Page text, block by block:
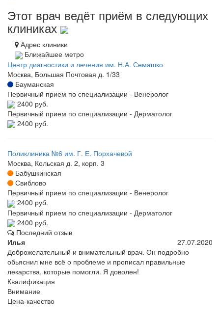
Этот врач ведёт приём в следующих
клиниках
Адрес клиники
Ближайшее метро
Центр диагностики и лечения им. Н.А. Семашко
Москва, Большая Почтовая д. 1/33
Бауманская
Первичный прием по специализации - Венеролог
2400 руб.
Первичный прием по специализации - Дерматолог
2400 руб.
Поликлиника №6 им. Г. Е. Порхачевой
Москва, Кольская д. 2, корп. 3
Бабушкинская
Свиблово
Первичный прием по специализации - Венеролог
2400 руб.
Первичный прием по специализации - Дерматолог
2400 руб.
Последний отзыв
Илья
27.07.2020
Доброжелательный и внимательный врач. Он подробно
обьяснил мне всё о проблеме и прописал правильные
лекарства, которые помогли. Я доволен!
Квалификация
Внимание
Цена-качество